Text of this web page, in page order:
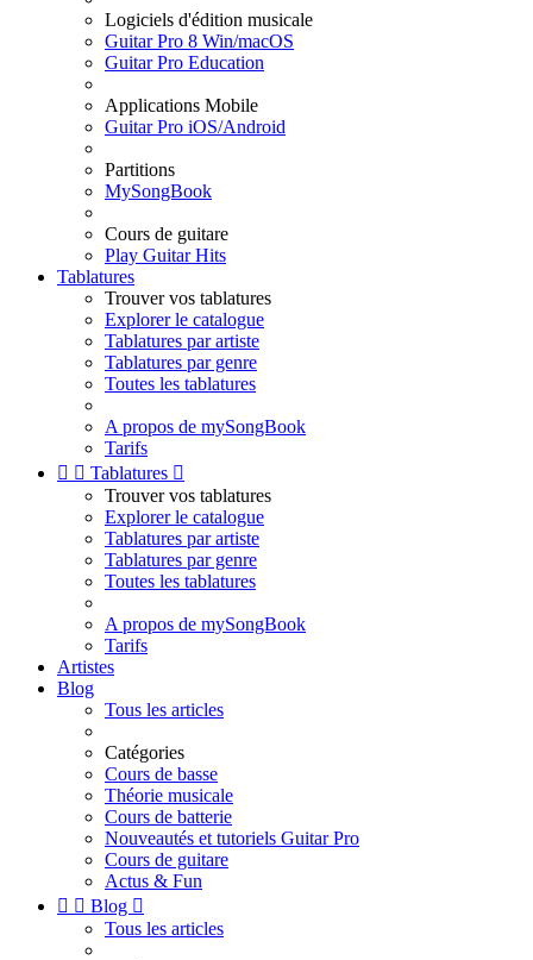
Logiciels d'édition musicale
Guitar Pro 8 Win/macOS
Guitar Pro Education
Applications Mobile
Guitar Pro iOS/Android
Partitions
MySongBook
Cours de guitare
Play Guitar Hits
Tablatures
Trouver vos tablatures
Explorer le catalogue
Tablatures par artiste
Tablatures par genre
Toutes les tablatures
A propos de mySongBook
Tarifs
  Tablatures 
Trouver vos tablatures
Explorer le catalogue
Tablatures par artiste
Tablatures par genre
Toutes les tablatures
A propos de mySongBook
Tarifs
Artistes
Blog
Tous les articles
Catégories
Cours de basse
Théorie musicale
Cours de batterie
Nouveautés et tutoriels Guitar Pro
Cours de guitare
Actus & Fun
  Blog 
Tous les articles